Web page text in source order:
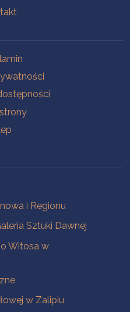
i Regionu
Sztuki Dawnej
Witosa w
w Zalipiu